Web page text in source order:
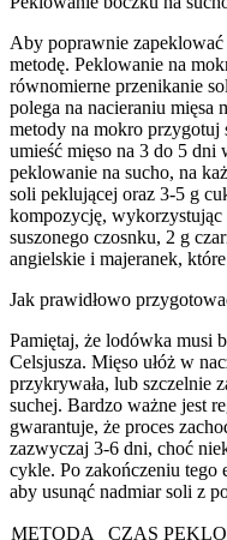
Aby poprawnie
metodę. Peklowanie na
równomierne przenikanie
polega na nacieraniu mięsa
metody na mokro
umieść mięso na 3 do 5 dni
peklowanie na sucho, na
soli peklującej oraz 3-5 g
kompozycję,
suszonego czosnku, 2 g
angielskie i majeranek,
Jak prawidłowo
Pamiętaj, że lodówka musi
Celsjusza. Mięso ułóż w
przykrywała, lub szczelnie
suchej. Bardzo ważne jest
gwarantuje, że proces
zazwyczaj 3-6 dni, choć
cykle. Po zakończeniu tego
aby usunąć nadmiar soli z
METODA CZAS